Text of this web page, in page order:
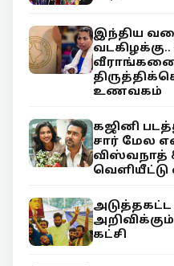
இந்திய
வடகிழக்கு..
உணவகம்
கஜினி
சார் மேல
வெளியீட்டு
கட்சி